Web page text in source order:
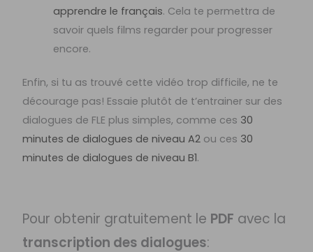
apprendre le français. Cela te permettra de
savoir quels films regarder pour progresser
encore.
Enfin, si tu as trouvé cette vidéo trop difficile, ne te
décourage pas! Essaie plutôt de t’entrainer sur des
dialogues de FLE plus simples, comme ces 30
minutes de dialogues de niveau A2 ou ces 30
minutes de dialogues de niveau B1.
Pour obtenir gratuitement le PDF avec la
transcription des dialogues: